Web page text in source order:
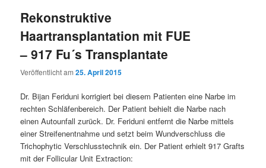
Rekonstruktive
Haartransplantation mit FUE
– 917 Fu´s Transplantate
Veröffentlicht am25. April 2015
Dr. Bijan Feriduni korrigiert bei diesem Patienten eine Narbe im
rechten Schläfenbereich. Der Patient behielt die Narbe nach
einen Autounfall zurück. Dr. Feriduni entfernt die Narbe mittels
einer Streifenentnahme und setzt beim Wundverschluss die
Trichophytic Verschlusstechnik ein. Der Patient erhielt 917 Grafts
mit der Follicular Unit Extraction: